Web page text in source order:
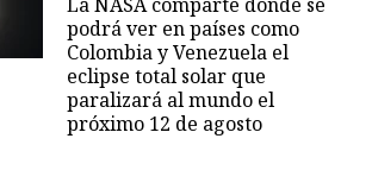
podrá ver en países como
Colombia y Venezuela el
eclipse total solar que
paralizará al mundo el
próximo 12 de agosto